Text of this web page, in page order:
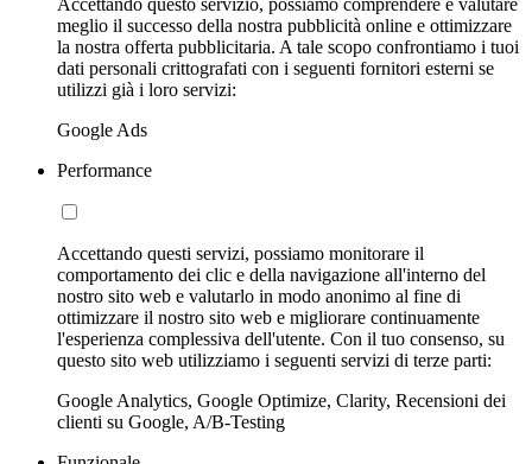
Accettando questo servizio, possiamo comprendere e valutare
meglio il successo della nostra pubblicità online e ottimizzare
la nostra offerta pubblicitaria. A tale scopo confrontiamo i tuoi
dati personali crittografati con i seguenti fornitori esterni se
utilizzi già i loro servizi:
Google Ads
Performance
Accettando questi servizi, possiamo monitorare il
comportamento dei clic e della navigazione all'interno del
nostro sito web e valutarlo in modo anonimo al fine di
ottimizzare il nostro sito web e migliorare continuamente
l'esperienza complessiva dell'utente. Con il tuo consenso, su
questo sito web utilizziamo i seguenti servizi di terze parti:
Google Analytics, Google Optimize, Clarity, Recensioni dei
clienti su Google, A/B-Testing